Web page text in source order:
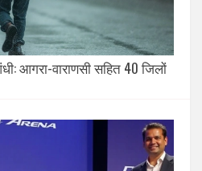
आगरा-वाराणसी सहित 40 जिलों